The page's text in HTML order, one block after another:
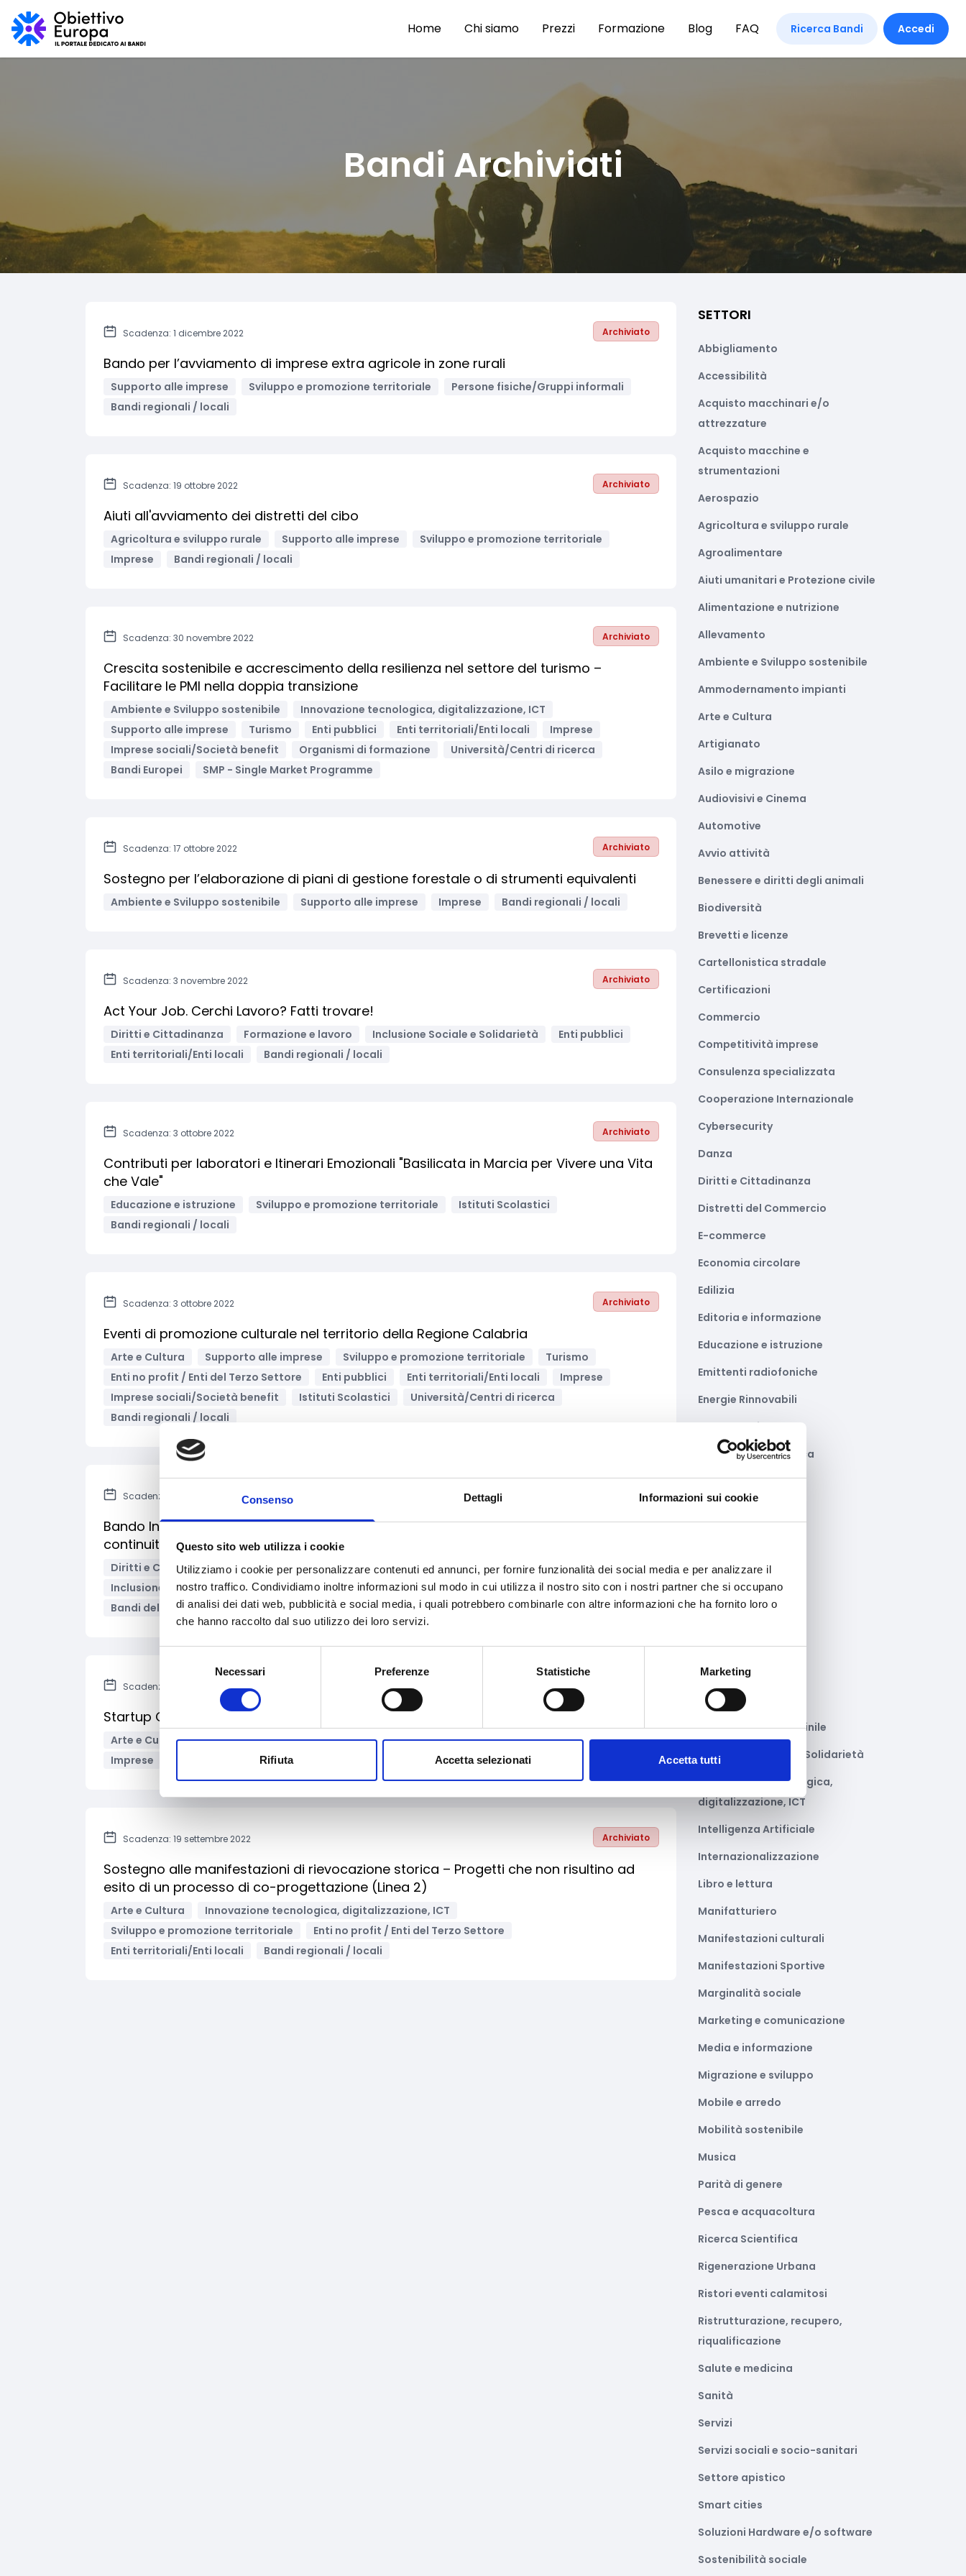
Consenso Dettagli Informazioni sui cookie
Questo sito web utilizza i cookie
Utilizziamo i cookie per personalizzare contenuti ed annunci, per fornire funzionalità dei social media e per analizzare il
nostro traffico. Condividiamo inoltre informazioni sul modo in cui utilizza il nostro sito con i nostri partner che si occupano
di analisi dei dati web, pubblicità e social media, i quali potrebbero combinarle con altre informazioni che ha fornito loro o
che hanno raccolto dal suo utilizzo dei loro servizi.
consenso
Necessari Preferenze Statistiche Marketing
Rifiuta Accetta selezionati Accetta tutti
Home Chi siamo Prezzi Formazione Blog FAQ Ricerca Bandi Accedi
Bandi Archiviati
Scadenza: 1 dicembre 2022 Archiviato
Bando per l’avviamento di imprese extra agricole in zone rurali
Supporto alle imprese Sviluppo e promozione territoriale
Persone fisiche/Gruppi informali
Bandi regionali / locali
Scadenza: 19 ottobre 2022 Archiviato
Aiuti all'avviamento dei distretti del cibo
Agricoltura e sviluppo rurale Supporto alle imprese
Sviluppo e promozione territoriale
Imprese
Bandi regionali / locali
Scadenza: 30 novembre 2022 Archiviato
Crescita sostenibile e accrescimento della resilienza nel settore del turismo –
Facilitare le PMI nella doppia transizione
Ambiente e Sviluppo sostenibile
Innovazione tecnologica, digitalizzazione, ICT
Supporto alle imprese
Turismo Enti pubblici Enti territoriali/Enti locali
Imprese
Imprese sociali/Società benefit
Organismi di formazione
Università/Centri di ricerca
Bandi Europei
SMP - Single Market Programme
Scadenza: 17 ottobre 2022 Archiviato
Sostegno per l’elaborazione di piani di gestione forestale o di strumenti equivalenti
Ambiente e Sviluppo sostenibile Supporto alle imprese Imprese Bandi regionali / locali
Scadenza: 3 novembre 2022 Archiviato
Act Your Job. Cerchi Lavoro? Fatti trovare!
Diritti e Cittadinanza Formazione e lavoro Inclusione Sociale e Solidarietà
Enti pubblici
Enti territoriali/Enti locali
Bandi regionali / locali
Scadenza: 3 ottobre 2022 Archiviato
Contributi per laboratori e Itinerari Emozionali "Basilicata in Marcia per Vivere una Vita
che Vale"
Educazione e istruzione Sviluppo e promozione territoriale
Istituti Scolastici
Bandi regionali / locali
Scadenza: 3 ottobre 2022 Archiviato
Eventi di promozione culturale nel territorio della Regione Calabria
Arte e Cultura Supporto alle imprese Sviluppo e promozione territoriale
Turismo
Enti no profit / Enti del Terzo Settore
Enti pubblici Enti territoriali/Enti locali
Imprese
Imprese sociali/Società benefit
Istituti Scolastici
Università/Centri di ricerca
Bandi regionali / locali
Scadenza: 3 marzo 2023 Archiviato
Bando Insieme per lo Studio e lo Sport – Incentivi per aumentare l’accesso e la
continuità nei percorsi formativi
Diritti e Cittadinanza Educazione e istruzione
Formazione e lavoro
Inclusione Sociale e Solidarietà
Sport
Persone fisiche/Gruppi informali
Bandi delle Fondazioni / altri enti
Scadenza: 27 ottobre 2022
Startup Culturali e Creative 2022
Arte e Cultura Audiovisivi e Cinema Media e informazione
Supporto alle imprese
Imprese
Liberi professionisti Persone fisiche/Gruppi informali Bandi regionali / locali
Scadenza: 19 settembre 2022 Archiviato
Sostegno alle manifestazioni di rievocazione storica – Progetti che non risultino ad
esito di un processo di co-progettazione (Linea 2)
Arte e Cultura
Innovazione tecnologica, digitalizzazione, ICT
Sviluppo e promozione territoriale
Enti no profit / Enti del Terzo Settore
Enti territoriali/Enti locali
Bandi regionali / locali
SETTORI
Abbigliamento
Accessibilità
Acquisto macchinari e/o
attrezzature
Acquisto macchine e
strumentazioni
Aerospazio
Agricoltura e sviluppo rurale
Agroalimentare
Aiuti umanitari e Protezione civile
Alimentazione e nutrizione
Allevamento
Ambiente e Sviluppo sostenibile
Ammodernamento impianti
Arte e Cultura
Artigianato
Asilo e migrazione
Audiovisivi e Cinema
Automotive
Avvio attività
Benessere e diritti degli animali
Biodiversità
Brevetti e licenze
Cartellonistica stradale
Certificazioni
Commercio
Competitività imprese
Consulenza specializzata
Cooperazione Internazionale
Cybersecurity
Danza
Diritti e Cittadinanza
Distretti del Commercio
E-commerce
Economia circolare
Edilizia
Editoria e informazione
Educazione e istruzione
Emittenti radiofoniche
Energie Rinnovabili
Farmaceutico
Farmacia e/o chimica
Fashion
Formazione e lavoro
Fotovoltaico
Giustizia e sicurezza
Green economy
Impianti sportivi
Imprenditoria femminile
Inclusione Sociale e Solidarietà
Innovazione tecnologica,
digitalizzazione, ICT
Intelligenza Artificiale
Internazionalizzazione
Libro e lettura
Manifatturiero
Manifestazioni culturali
Manifestazioni Sportive
Marginalità sociale
Marketing e comunicazione
Media e informazione
Migrazione e sviluppo
Mobile e arredo
Mobilità sostenibile
Musica
Parità di genere
Pesca e acquacoltura
Ricerca Scientifica
Rigenerazione Urbana
Ristori eventi calamitosi
Ristrutturazione, recupero,
riqualificazione
Salute e medicina
Sanità
Servizi
Servizi sociali e socio-sanitari
Settore apistico
Smart cities
Soluzioni Hardware e/o software
Sostenibilità sociale